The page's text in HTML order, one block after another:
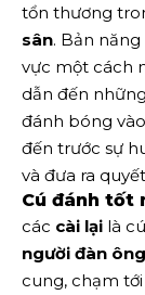
tổn thương
sân. Bản
vực một cách
dẫn đến
đánh bóng
đến trước sự
và đưa ra
Cú đánh tốt
các cài lại là
người đàn ông
cung, chạm